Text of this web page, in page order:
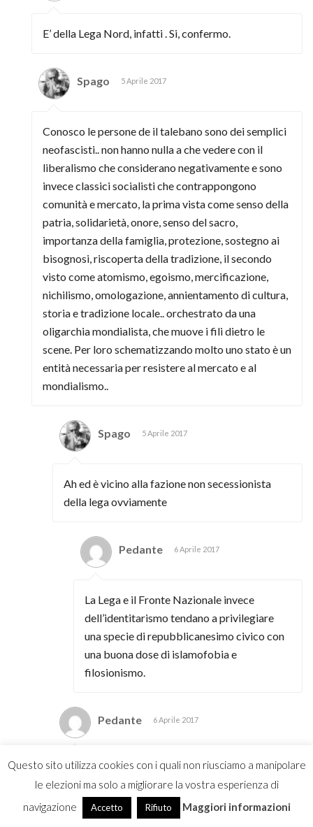
E’ della Lega Nord, infatti . Si, confermo.
Spago 5 Aprile 2017
Conosco le persone de il talebano sono dei semplici
neofascisti.. non hanno nulla a che vedere con il
liberalismo che considerano negativamente e sono
invece classici socialisti che contrappongono
comunità e mercato, la prima vista come senso della
patria, solidarietà, onore, senso del sacro,
importanza della famiglia, protezione, sostegno ai
bisognosi, riscoperta della tradizione, il secondo
visto come atomismo, egoismo, mercificazione,
nichilismo, omologazione, annientamento di cultura,
storia e tradizione locale.. orchestrato da una
oligarchia mondialista, che muove i fili dietro le
scene. Per loro schematizzando molto uno stato è un
entità necessaria per resistere al mercato e al
mondialismo..
Spago 5 Aprile 2017
Ah ed è vicino alla fazione non secessionista
della lega ovviamente
Pedante 6 Aprile 2017
La Lega e il Fronte Nazionale invece
dell’identitarismo tendano a privilegiare
una specie di repubblicanesimo civico con
una buona dose di islamofobia e
filosionismo.
Pedante 6 Aprile 2017
Sì, non vedo la necessità di contrappore
mercato a comunità. Sia l’individuo che la
collettività sono entità reali.
Questo sito utilizza cookies con i quali non riusciamo a manipolare
le elezioni ma solo a migliorare la vostra esperienza di
navigazione
Accetto Rifiuto Maggiori informazioni